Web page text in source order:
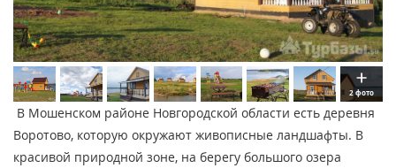
2 фото
В Мошенском районе Новгородской области есть деревня
Воротово, которую окружают живописные ландшафты. В
красивой природной зоне, на берегу большого озера